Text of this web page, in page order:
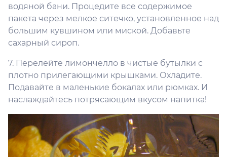
водяной бани. Процедите все содержимое
пакета через мелкое ситечко, установленное над
большим кувшином или миской. Добавьте
сахарный сироп.
7. Перелейте лимончелло в чистые бутылки с
плотно прилегающими крышками. Охладите.
Подавайте в маленькие бокалах или рюмках. И
наслаждайтесь потрясающим вкусом напитка!